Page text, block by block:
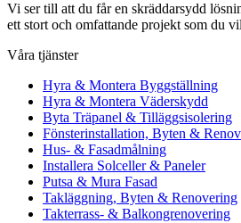
Vi ser till att du får en skräddarsydd
ett stort och omfattande projekt som du
Våra tjänster
Hyra & Montera Byggställning
Hyra & Montera Väderskydd
Byta Träpanel & Tilläggsisolering
Fönsterinstallation, Byten &
Hus- & Fasadmålning
Installera Solceller & Paneler
Putsa & Mura Fasad
Takläggning, Byten & Renovering
Takterrass- & Balkongrenovering